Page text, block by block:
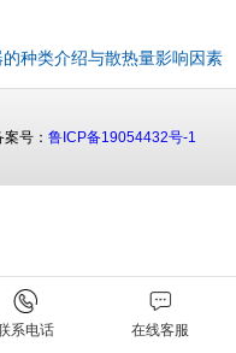
种类介绍与散热量影响因素
系电话 在线客服
案号： 鲁ICP备19054432号-1